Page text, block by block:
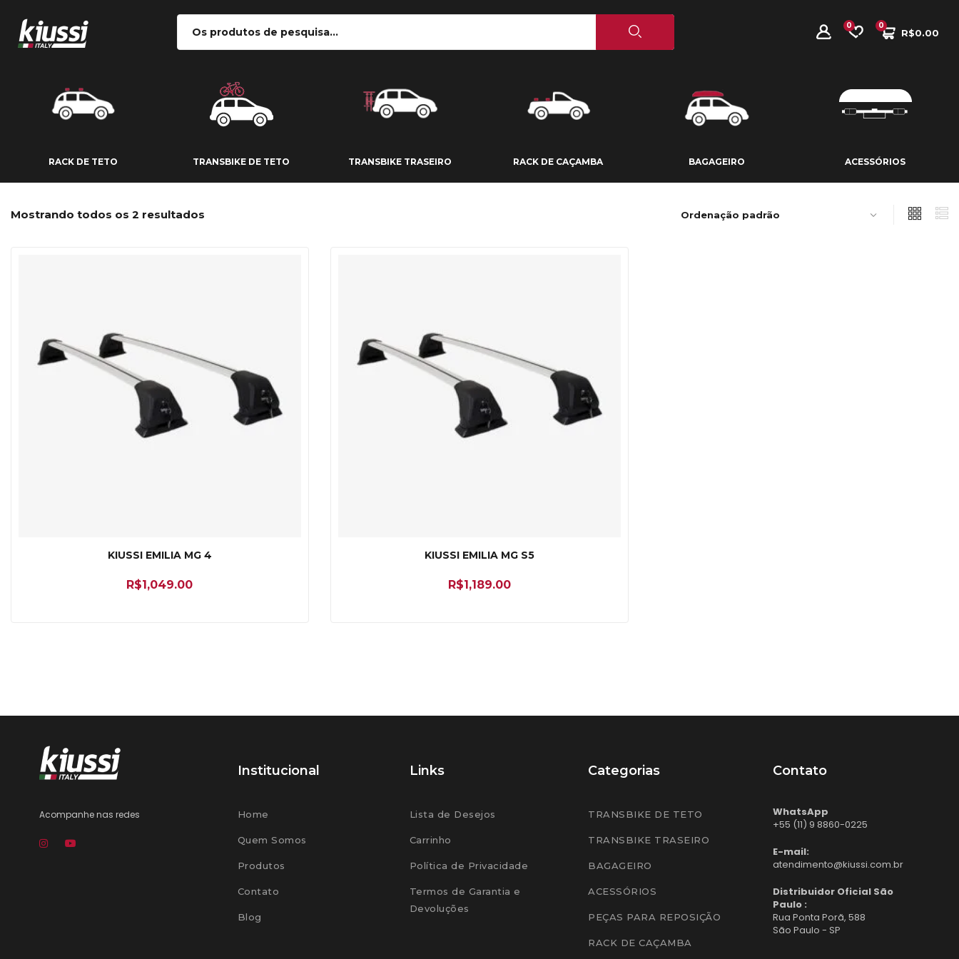
0
R$0.00
0
RACK DE TETO TRANSBIKE DE TETO TRANSBIKE TRASEIRO RACK DE CAÇAMBA BAGAGEIRO ACESSÓRIOS
TRANSBIKE DE TETO
Mostrando todos os 2 resultados
KIUSSI EMILIA MG 4
R$1,049.00
KIUSSI EMILIA MG S5
R$1,189.00
Acompanhe nas redes
Institucional
Home
Quem Somos
Produtos
Contato
Blog
Links
Lista de Desejos
Carrinho
Política de Privacidade
Termos de Garantia e
Devoluções
Categorias
TRANSBIKE DE TETO
TRANSBIKE TRASEIRO
BAGAGEIRO
ACESSÓRIOS
PEÇAS PARA REPOSIÇÃO
RACK DE CAÇAMBA
Contato
WhatsApp
+55 (11) 9 8860-0225
E-mail:
atendimento@kiussi.com.br
Distribuidor Oficial São
Paulo :
Rua Ponta Porã, 588
São Paulo - SP